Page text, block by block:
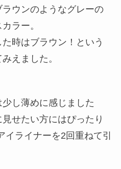
ウンのようなグレーの
ラー。
時はブラウン！という
えました。
し薄めに感じました
せたい方にはぴったり
ライナーを2回重ねて引